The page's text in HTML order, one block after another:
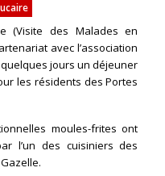
(Visite des Malades en
avec l’association
jours un déjeuner
les résidents des Portes
moules-frites ont
l’un des cuisiniers des